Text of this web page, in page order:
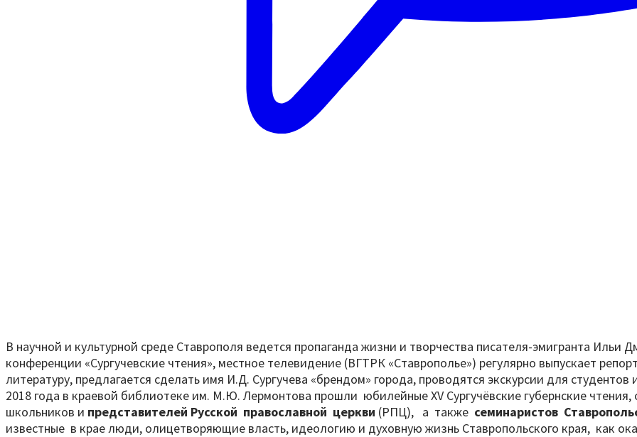
В научной и культурной среде Ставрополя ведется пропаганда жизни и творчества писателя-эмигранта Ильи
конференции «Сургучевские чтения», местное телевидение (ВГТРК «Ставрополье») регулярно выпускает
литературу, предлагается сделать имя И.Д. Сургучева «брендом» города, проводятся экскурсии для
2018 года в краевой библиотеке им. М.Ю. Лермонтова прошли юбилейные XV Сургучёвские губернские
школьников и представителей Русской православной церкви (РПЦ), а также семинаристов
известные в крае люди, олицетворяющие власть, идеологию и духовную жизнь Ставропольского края, как